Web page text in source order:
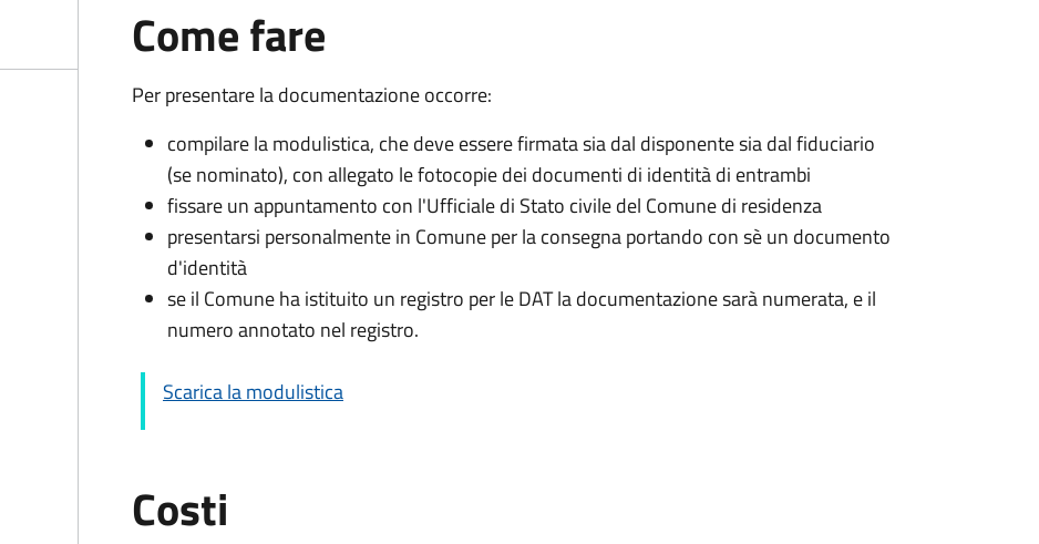
Come fare
Per presentare la documentazione occorre:
compilare la modulistica, che deve essere firmata sia dal disponente sia dal fiduciario
(se nominato), con allegato le fotocopie dei documenti di identità di entrambi
fissare un appuntamento con l'Ufficiale di Stato civile del Comune di residenza
presentarsi personalmente in Comune per la consegna portando con sè un documento
d'identità
se il Comune ha istituito un registro per le DAT la documentazione sarà numerata, e il
numero annotato nel registro.
Scarica la modulistica
Costi